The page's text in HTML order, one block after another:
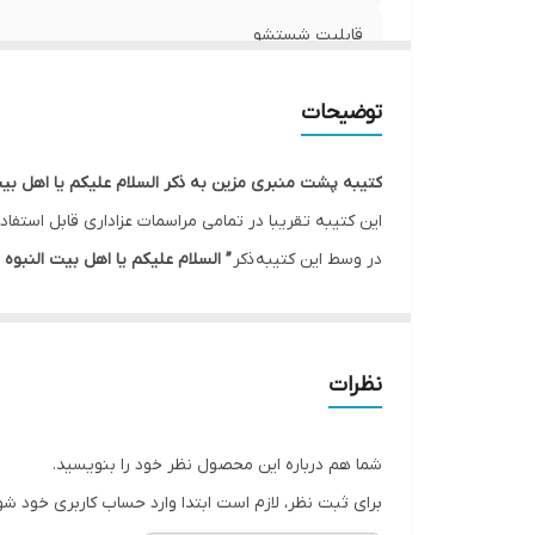
قابلیت شستشو
لبه دوزی
ارسال از
توضیحات
کتیبه پشت منبری مزین به ذکر السلام علیکم یا اهل
این کتیبه تقریبا در تمامی مراسمات عزاداری قابل
در وسط این کتیبه ذکر” السلام علیکم یا اهل بیت النبوه
* بدلیل آبرفت پارچه حین چاپ، ابعاد تا 4 سانتی متر در هر متر کوچکتر می باشند.
* محصولات حدود 5-3 روز کاری آماده ارسال می باشند.
نظرات
شما هم درباره این محصول نظر خود را بنویسید.
برای ثبت نظر، لازم است ابتدا وارد حساب کاربری خود